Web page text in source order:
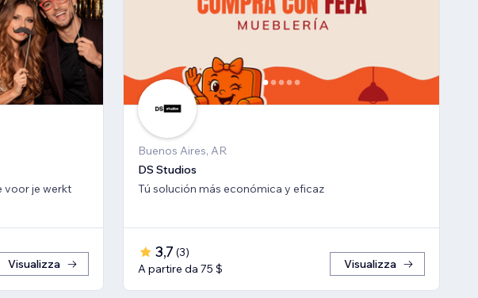
voor je werkt
Visualizza
Buenos Aires, AR
DS Studios
Tú solución más económica y eficaz
3,7 (3)
A partire da 75 $
Visualizza